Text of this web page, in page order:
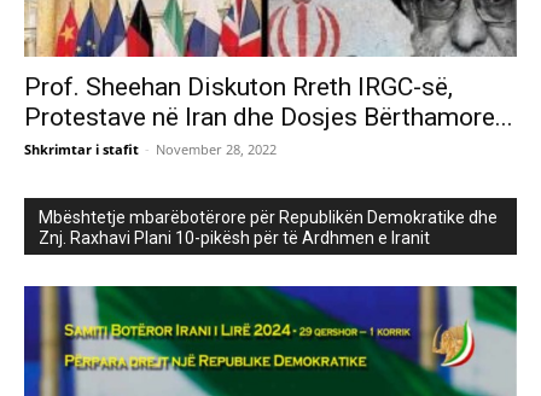
Prof. Sheehan Diskuton Rreth IRGC-së,
Protestave në Iran dhe Dosjes Bërthamore...
Shkrimtar i stafit - November 28, 2022
Mbështetje mbarëbotërore për Republikën Demokratike dhe
Znj. Raxhavi Plani 10-pikësh për të Ardhmen e Iranit